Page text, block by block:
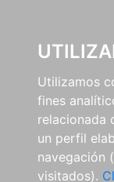
Utilizamos
fines
relacionada
un perfil
navegación
visitados).